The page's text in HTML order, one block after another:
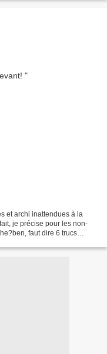
et archi inattendues à la
je précise pour les non-
faut dire 6 trucs